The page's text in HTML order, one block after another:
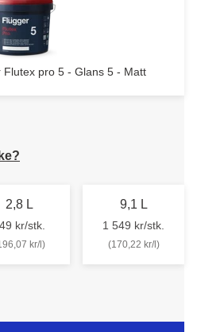
pro 5 - Glans 5 - Matt
2,8 L
kr/stk.
kr/l)
9,1 L
1 549 kr/stk.
(170,22 kr/l)